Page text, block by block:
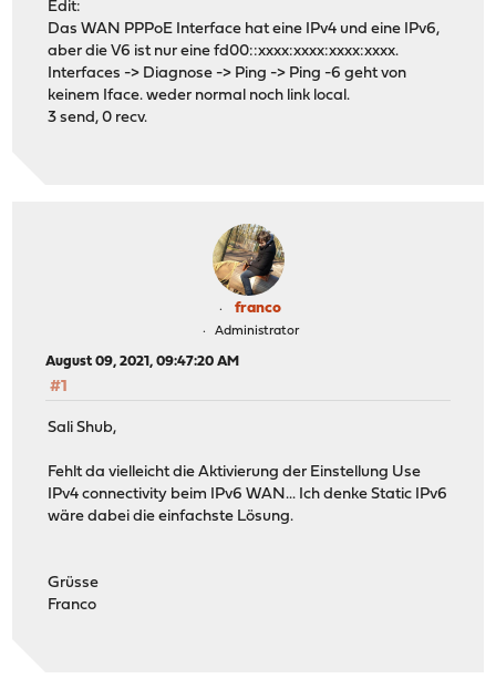
Edit:
Das WAN PPPoE Interface hat eine IPv4 und eine IPv6,
aber die V6 ist nur eine fd00::xxxx:xxxx:xxxx:xxxx.
Interfaces -> Diagnose -> Ping -> Ping -6 geht von
keinem Iface. weder normal noch link local.
3 send, 0 recv.
franco
Administrator
August 09, 2021, 09:47:20 AM
#1
Sali Shub,
Fehlt da vielleicht die Aktivierung der Einstellung Use
IPv4 connectivity beim IPv6 WAN... Ich denke Static IPv6
wäre dabei die einfachste Lösung.
Grüsse
Franco